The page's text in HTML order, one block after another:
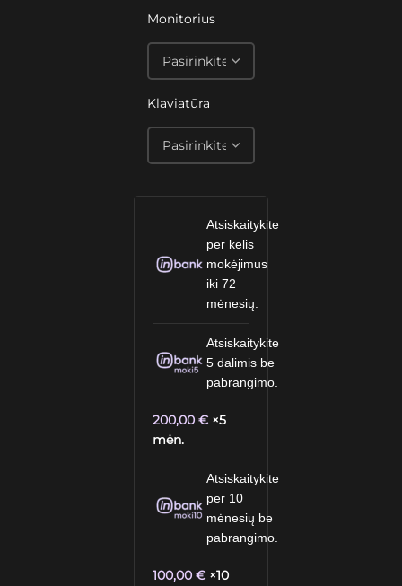
Monitorius
Klaviatūra
Atsiskaitykite
per kelis
mokėjimus
iki 72
mėnesių.
Atsiskaitykite
5 dalimis be
pabrangimo.
200,00€ ×5
mėn.
Atsiskaitykite
per 10
mėnesių be
pabrangimo.
100,00€ ×10